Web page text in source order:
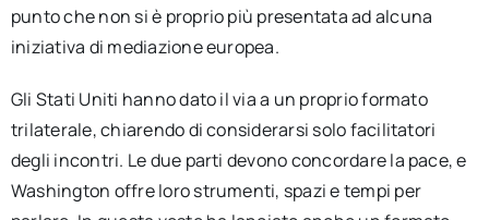
punto che non si è proprio più presentata ad alcuna
iniziativa di mediazione europea.
Gli Stati Uniti hanno dato il via a un proprio formato
trilaterale, chiarendo di considerarsi solo facilitatori
degli incontri. Le due parti devono concordare la pace, e
Washington offre loro strumenti, spazi e tempi per